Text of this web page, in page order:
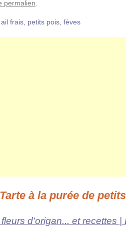
permalien
frais, petits pois, fèves
Tarte à la purée de
d'origan... et recettes |